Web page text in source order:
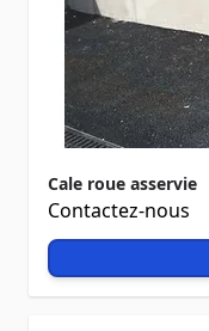
Cale roue asservie
Contactez-nous